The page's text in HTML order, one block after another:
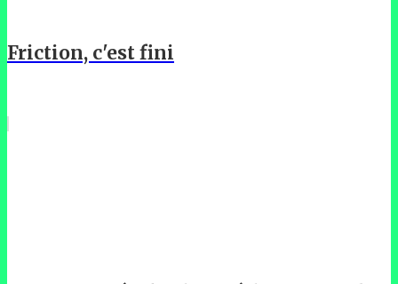
Friction, c'est fini